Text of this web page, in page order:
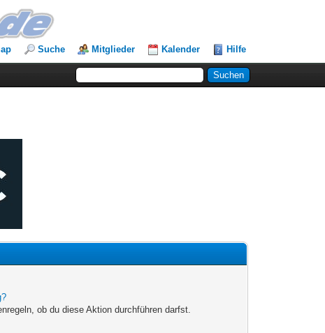
Suche Mitglieder Kalender Hilfe
ob du diese Aktion durchführen darfst.